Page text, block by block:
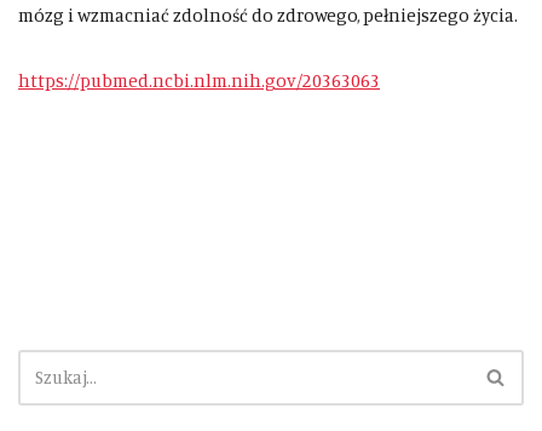
mózg i wzmacniać zdolność do zdrowego, pełniejszego życia.
https://pubmed.ncbi.nlm.nih.gov/20363063